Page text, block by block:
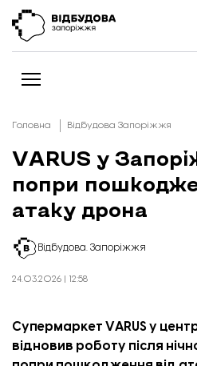
Новини
Відбудова Запоріжжя
Ексклюзив
Шлях додому
Відбудова. Життя
Про нас
Головна Відбудова Запоріжжя
VARUS у
попри
атаку дрона
Відбудова. Запоріжжя
24.03.2026 | 12:58
Супермаркет VARUS у
відновив роботу після